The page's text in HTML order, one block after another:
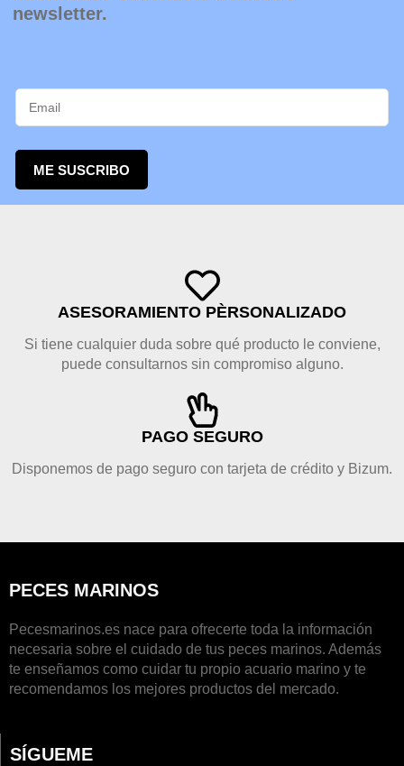
newsletter.
ME SUSCRIBO
ASESORAMIENTO PÈRSONALIZADO
Si tiene cualquier duda sobre qué producto le conviene,
puede consultarnos sin compromiso alguno.
PAGO SEGURO
Disponemos de pago seguro con tarjeta de crédito y Bizum.
PECES MARINOS
Pecesmarinos.es nace para ofrecerte toda la información
necesaria sobre el cuidado de tus peces marinos. Además
te enseñamos como cuidar tu propio acuario marino y te
recomendamos los mejores productos del mercado.
SÍGUEME